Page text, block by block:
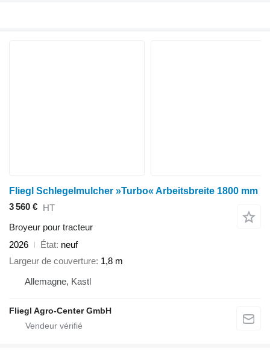
Fliegl Schlegelmulcher »Turbo« Arbeitsbreite 1800 mm
3 560 € HT
Broyeur pour tracteur
2026
État neuf
Largeur de couverture 1,8 m
Allemagne, Kastl
Fliegl Agro-Center GmbH